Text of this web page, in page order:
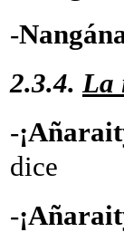
-
2.3.4.La
-
-